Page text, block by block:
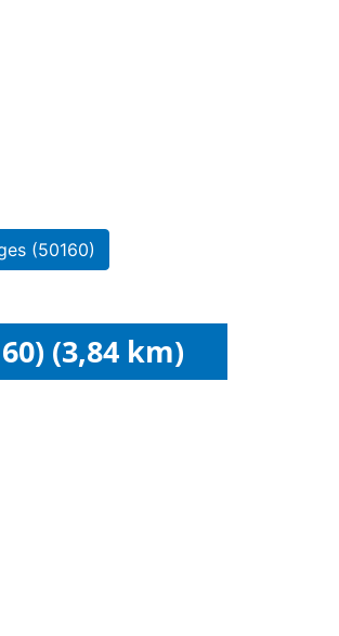
(50160)
(3,84 km)